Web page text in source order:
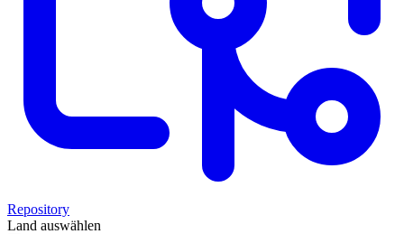
Repository
Land auswählen